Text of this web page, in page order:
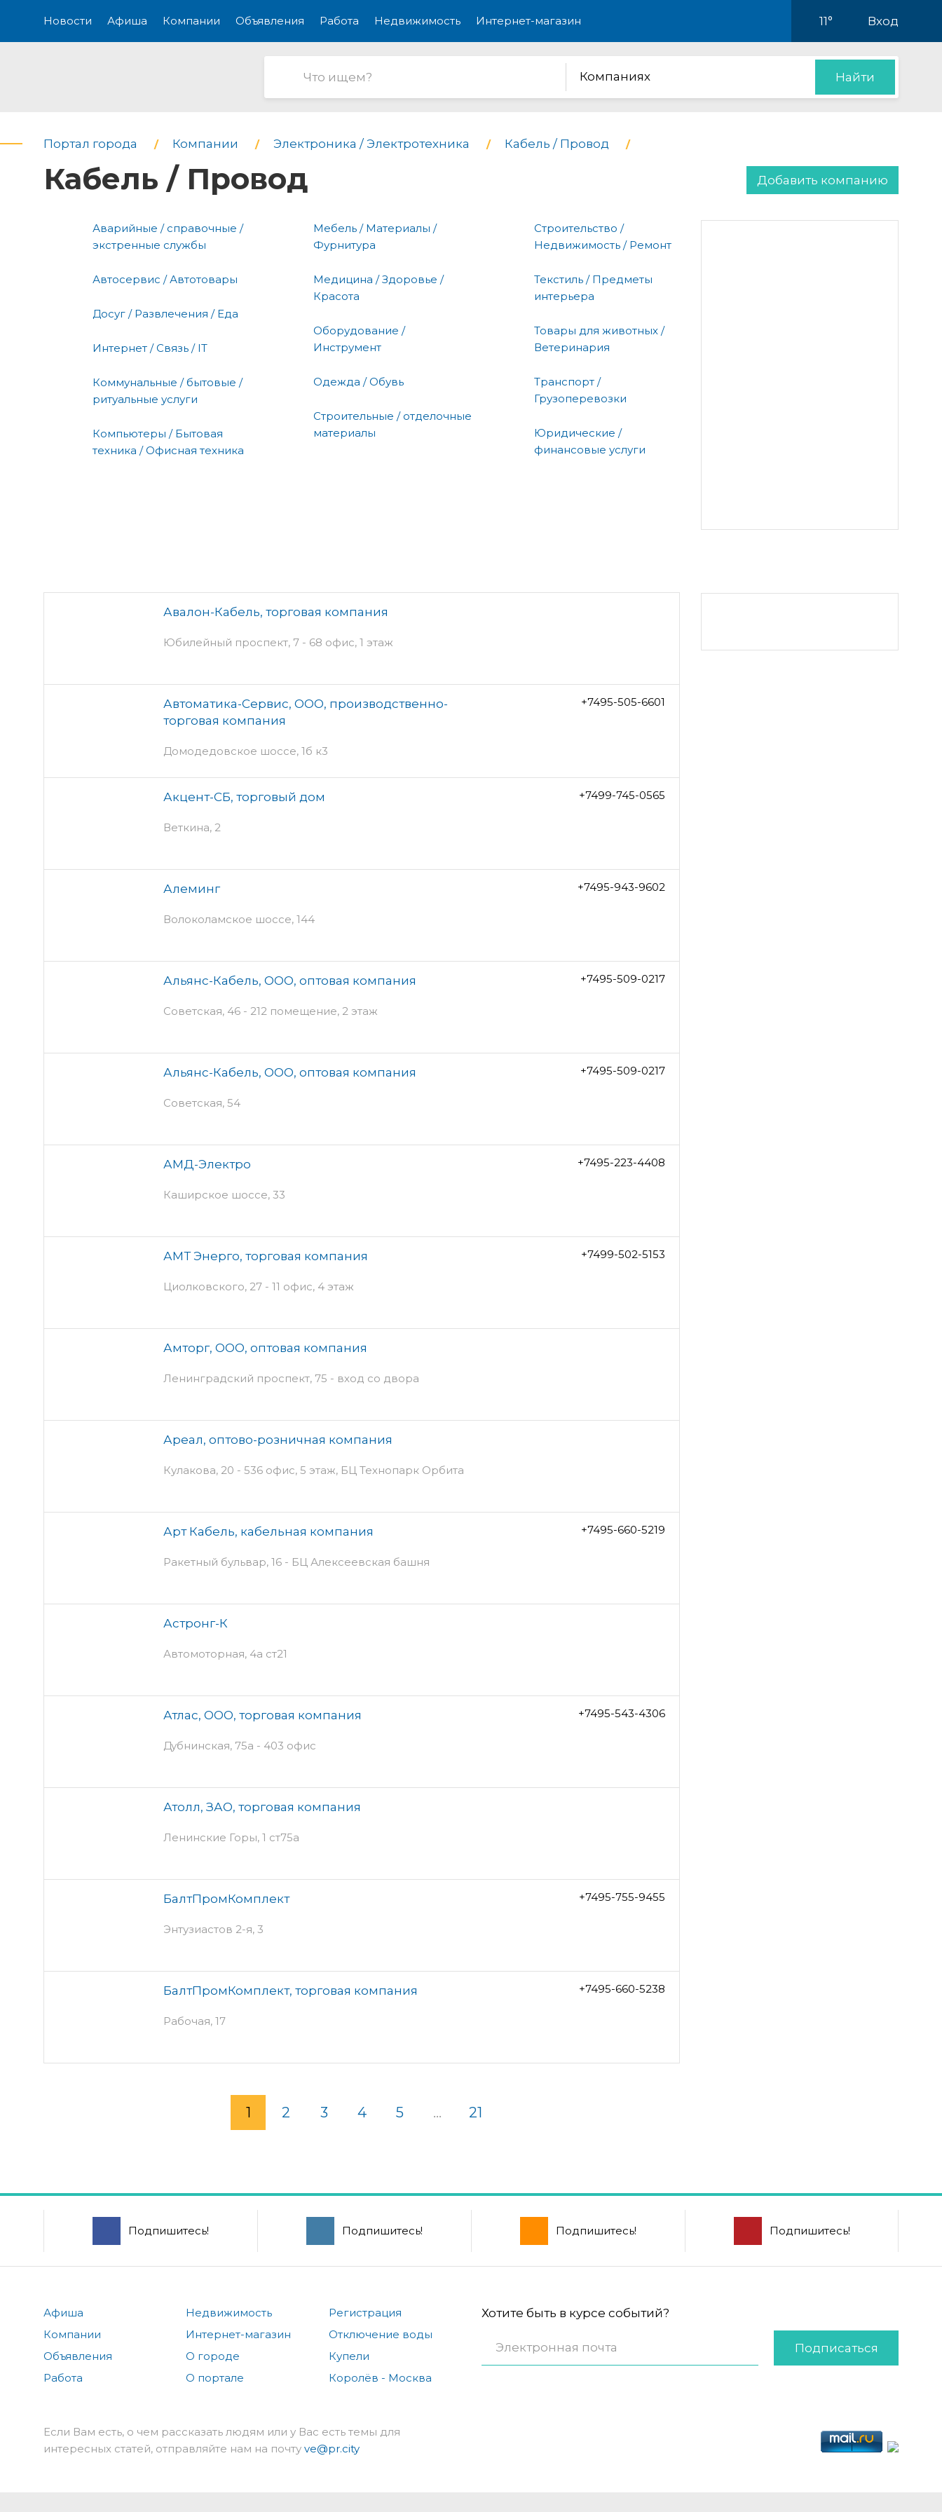
Новости Афиша Компании Объявления Работа Недвижимость Интернет-магазин 11° Вход
Компаниях Найти
Портал города Компании Электроника / Электротехника Кабель / Провод
Кабель / Провод Добавить компанию
Аварийные / справочные /
экстренные службы
Автосервис / Автотовары
Досуг / Развлечения / Еда
Интернет / Связь / IT
Коммунальные / бытовые /
ритуальные услуги
Компьютеры / Бытовая
техника / Офисная техника
Мебель / Материалы /
Фурнитура
Медицина / Здоровье /
Красота
Оборудование /
Инструмент
Одежда / Обувь
Строительные / отделочные
материалы
Строительство /
Недвижимость / Ремонт
Текстиль / Предметы
интерьера
Товары для животных /
Ветеринария
Транспорт /
Грузоперевозки
Юридические /
финансовые услуги
Авалон-Кабель, торговая компания
Юбилейный проспект, 7 - 68 офис, 1 этаж
Автоматика-Сервис, ООО, производственно-
торговая компания
Домодедовское шоссе, 1б к3
+7495-505-6601
Акцент-СБ, торговый дом
Веткина, 2
+7499-745-0565
Алеминг
Волоколамское шоссе, 144
+7495-943-9602
Альянс-Кабель, ООО, оптовая компания
Советская, 46 - 212 помещение, 2 этаж
+7495-509-0217
Альянс-Кабель, ООО, оптовая компания
Советская, 54
+7495-509-0217
АМД-Электро
Каширское шоссе, 33
+7495-223-4408
АМТ Энерго, торговая компания
Циолковского, 27 - 11 офис, 4 этаж
+7499-502-5153
Амторг, ООО, оптовая компания
Ленинградский проспект, 75 - вход со двора
Ареал, оптово-розничная компания
Кулакова, 20 - 536 офис, 5 этаж, БЦ Технопарк Орбита
Арт Кабель, кабельная компания
Ракетный бульвар, 16 - БЦ Алексеевская башня
+7495-660-5219
Астронг-К
Автомоторная, 4а ст21
Атлас, ООО, торговая компания
Дубнинская, 75а - 403 офис
+7495-543-4306
Атолл, ЗАО, торговая компания
Ленинские Горы, 1 ст75а
БалтПромКомплект
Энтузиастов 2-я, 3
+7495-755-9455
БалтПромКомплект, торговая компания
Рабочая, 17
+7495-660-5238
1 2 3 4 5 ... 21
Подпишитесь! Подпишитесь! Подпишитесь! Подпишитесь!
Афиша
Компании
Объявления
Работа
Недвижимость
Интернет-магазин
О городе
О портале
Регистрация
Отключение воды
Купели
Королёв - Москва
Хотите быть в курсе событий?
Подписаться
Если Вам есть, о чем рассказать людям или у Вас есть темы для
интересных статей, отправляйте нам на почту ve@pr.city